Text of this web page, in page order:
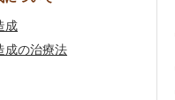
成
成の治療法